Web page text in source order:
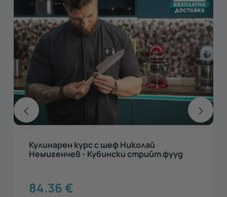
Кулинарен курс с шеф Николай
Немигенчев - Кубински стрийт фууд
84.36€